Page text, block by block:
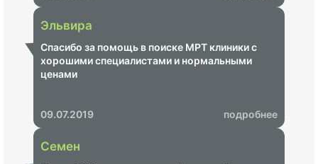
Эльвира
Спасибо за помощь в поиске МРТ клиники с
хорошими специалистами и нормальными
ценами
09.07.2019 подробнее
Семен